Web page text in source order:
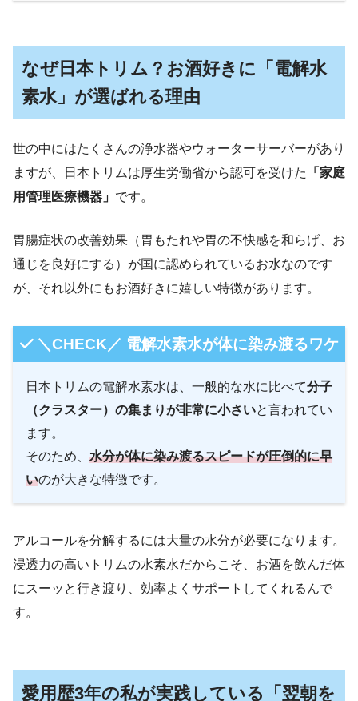
なぜ日本トリム？お酒好きに「電解水
素水」が選ばれる理由
世の中にはたくさんの浄水器やウォーターサーバーがあり
ますが、日本トリムは厚生労働省から認可を受けた
「家庭
用管理医療機器」 です。
胃腸症状の改善効果（胃もたれや胃の不快感を和らげ、お
通じを良好にする）が国に認められているお水なのです
が、それ以外にもお酒好きに嬉しい特徴があります。
＼CHECK／ 電解水素水が体に染み渡るワケ
日本トリムの電解水素水は、一般的な水に比べて分子
（クラスター）の集まりが非常に小さいと言われてい
ます。
そのため、 水分が体に染み渡るスピードが圧倒的に早
いのが大きな特徴です。
アルコールを分解するには大量の水分が必要になります。
浸透力の高いトリムの水素水だからこそ、お酒を飲んだ体
にスーッと行き渡り、効率よくサポートしてくれるんで
す。
愛用歴3年の私が実践している「翌朝を